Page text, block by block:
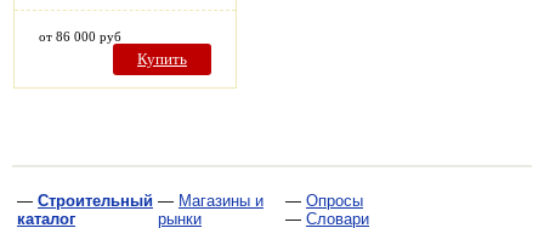
от 86 000 руб
Купить
— Строительный
каталог
— Магазины и
рынки
— Опросы
— Словари